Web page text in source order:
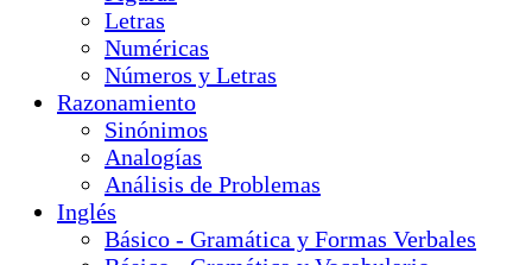
Letras
Numéricas
Números y Letras
Razonamiento
Sinónimos
Analogías
Análisis de Problemas
Inglés
Básico - Gramática y Formas Verbales